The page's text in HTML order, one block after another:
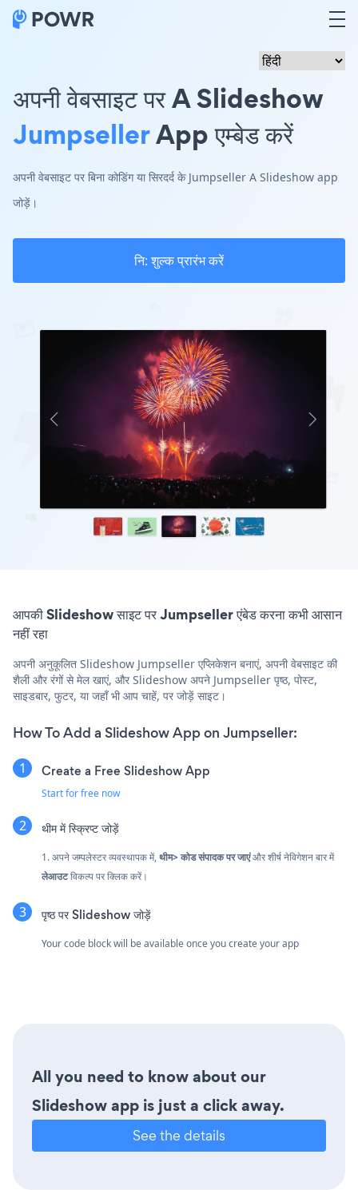
अपनी वेबसाइट पर A Slideshow
JumpsellerApp एम्बेड करें
अपनी वेबसाइट पर बिना कोडिंग या सिरदर्द के Jumpseller A Slideshow app
जोड़ें।
नि: शुल्क प्रारंभ करें
आपकी Slideshow साइट पर Jumpseller एंबेड करना कभी आसान
नहीं रहा
अपनी अनुकूलित Slideshow Jumpseller एप्लिकेशन बनाएं, अपनी वेबसाइट की
शैली और रंगों से मेल खाएं, और Slideshow अपने Jumpseller पृष्ठ, पोस्ट,
साइडबार, फुटर, या जहाँ भी आप चाहें, पर जोड़ें साइट।
How To Add a Slideshow App on Jumpseller:
Create a Free Slideshow App
Start for free now
थीम में स्क्रिप्ट जोड़ें
1. अपने जम्पलेस्टर व्यवस्थापक में,थीम> कोड संपादक पर जाएंऔर शीर्ष नेविगेशन बार में
लेआउटविकल्प पर क्लिक करें।
पृष्ठ पर Slideshow जोड़ें
Your code block will be available once you create your app
All you need to know about our
Slideshow app is just a click away.
See the details